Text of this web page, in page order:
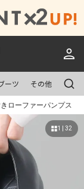
ーツ その他
ローファーパンプス
1 | 32